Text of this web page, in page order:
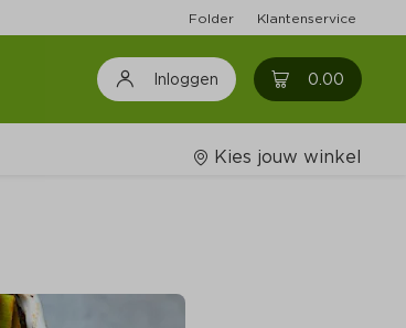
Folder Klantenservice
Inloggen 0.00 0
Kies jouw winkel